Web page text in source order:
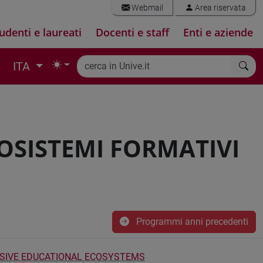
Webmail Area riservata
e laureati Docenti e staff Enti e aziende
ITA
FORMATIVI
Programmi anni precedenti
EDUCATIONAL ECOSYSTEMS